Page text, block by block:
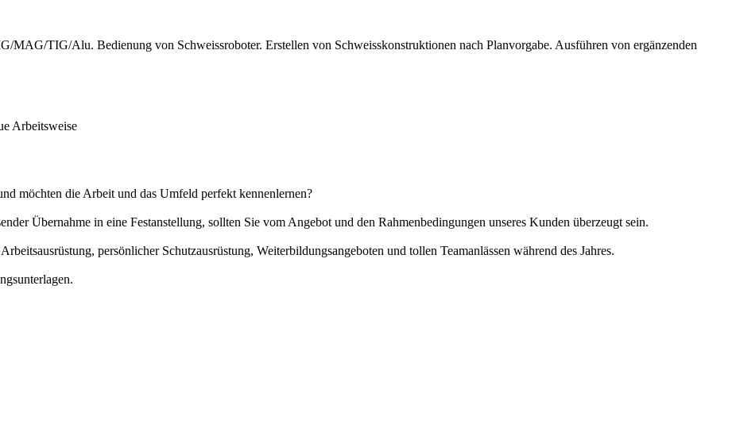
MAG/TIG/Alu. Bedienung von Schweissroboter. Erstellen von Schweisskonstruktionen nach Planvorgabe. Ausführen von ergänzenden
Arbeitsweise
möchten die Arbeit und das Umfeld perfekt kennenlernen?
Übernahme in eine Festanstellung, sollten Sie vom Angebot und den Rahmenbedingungen unseres Kunden überzeugt sein.
persönlicher Schutzausrüstung, Weiterbildungsangeboten und tollen Teamanlässen während des Jahres.